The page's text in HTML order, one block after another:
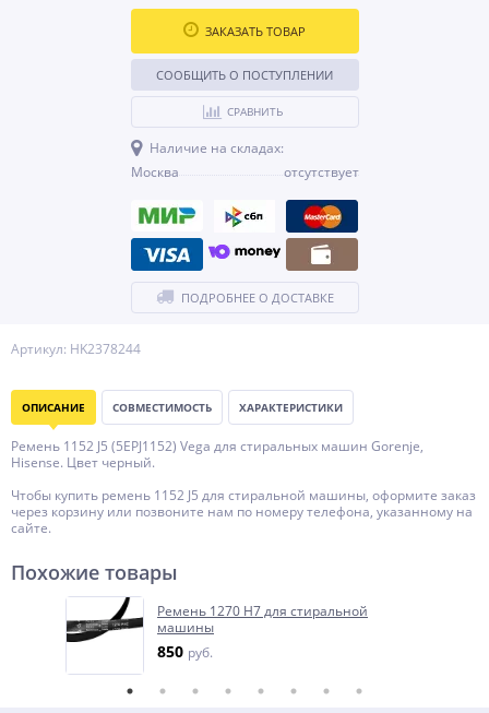
Артикул: HK2378244
ЗАКАЗАТЬ ТОВАР
СООБЩИТЬ О ПОСТУПЛЕНИИ
СРАВНИТЬ
Наличие на складах:
Москва
отсутствует
ПОДРОБНЕЕ О ДОСТАВКЕ
ОПИСАНИЕ СОВМЕСТИМОСТЬ ХАРАКТЕРИСТИКИ
Ремень 1152 J5 (5EPJ1152) Vega для стиральных машин Gorenje,
Hisense. Цвет черный.
Чтобы купить ремень 1152 J5 для стиральной машины, оформите заказ
через корзину или позвоните нам по номеру телефона, указанному на
сайте.
Похожие товары
Ремень 1270 H7 для стиральной
машины
850 руб.